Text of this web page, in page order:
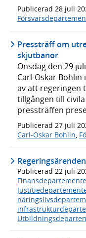
Publicerad 28 juli
Pressträff om
skjutbanor
Onsdag den 29
Carl-Oskar
av att regeringen
tillgången till
pressträffen
Publicerad 27 juli
Carl-Oskar Bohlin,
Publicerad 22 juli